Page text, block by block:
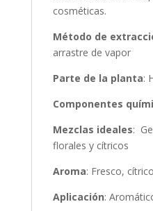
cosméticas.
Método de
arrastre de vapor
Parte de la planta:
Componentes
Mezclas ideales:
florales y cítricos
Aroma: Fresco,
Aplicación: